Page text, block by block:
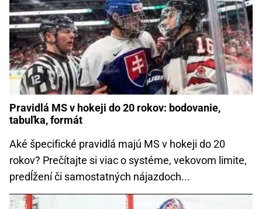
Pravidlá MS v hokeji do 20 rokov: bodovanie,
tabuľka, formát
Aké špecifické pravidlá majú MS v hokeji do 20
rokov? Prečítajte si viac o systéme, vekovom limite,
predĺžení či samostatných nájazdoch...